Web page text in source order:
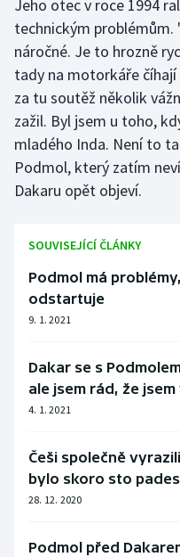
Jeho otec v roce 1994
technickým problémům.
náročné. Je to hrozně
tady na motorkáře
za tu soutěž několik
zažil. Byl jsem u toho,
mladého Inda. Není to
Podmol, který zatím
Dakaru opět objeví.
SOUVISEJÍCÍ ČLÁNKY
Podmol má
odstartuje
9. 1. 2021
Dakar se s
ale jsem rád, že
4. 1. 2021
Češi společně
bylo skoro sto
28. 12. 2020
Podmol před